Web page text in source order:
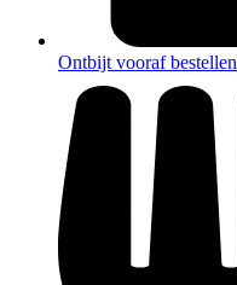
Ontbijt vooraf bestellen